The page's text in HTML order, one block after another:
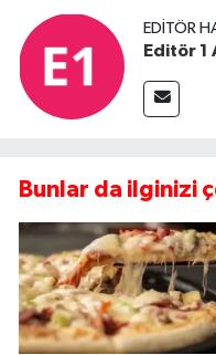
EDITÖR
Editör 1
Bunlar da ilginizi